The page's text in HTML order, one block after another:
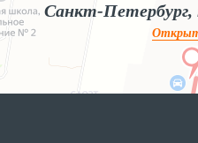
Санкт-Петербург,